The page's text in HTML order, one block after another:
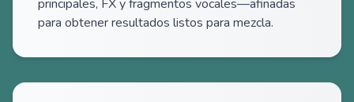
principales, FX y fragmentos vocales—afinadas
para obtener resultados listos para mezcla.